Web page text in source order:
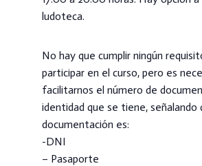
ludoteca.
No hay que cumplir ningún
participar en el curso, pero es
facilitarnos el número de
identidad que se tiene, señalando
documentación es:
-DNI
– Pasaporte